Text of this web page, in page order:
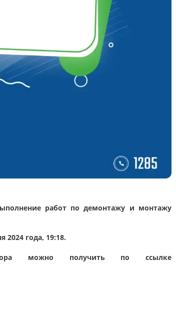
работ по демонтажу и монтажу
2024 года, 19:18.
можно получить по ссылке